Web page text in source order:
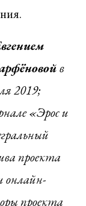
в
2019;
«Эрос и
проекта
онлайн-
проекта